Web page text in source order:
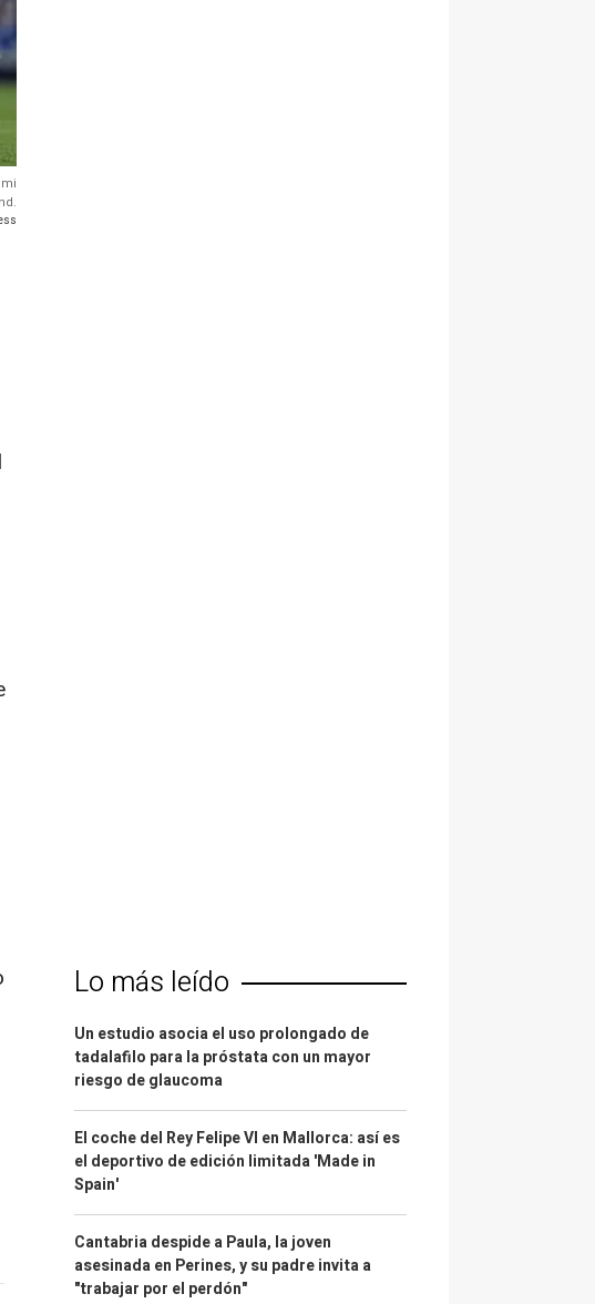
Lo más leído
Un estudio asocia el uso prolongado de
tadalafilo para la próstata con un mayor
riesgo de glaucoma
El coche del Rey Felipe VI en Mallorca: así es
el deportivo de edición limitada 'Made in
Spain'
Cantabria despide a Paula, la joven
asesinada en Perines, y su padre invita a
"trabajar por el perdón"